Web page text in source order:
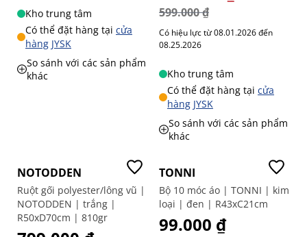
Kho trung tâm
Có thể đặt hàng tại cửa
hàng JYSK
So sánh với các sản phẩm
khác
599.000 ₫
Có hiệu lực từ 08.01.2026 đến
08.25.2026
Kho trung tâm
Có thể đặt hàng tại cửa
hàng JYSK
So sánh với các sản phẩm
khác
NOTODDEN
Ruột gối polyester/lông vũ |
NOTODDEN | trắng |
R50xD70cm | 810gr
TONNI
Bộ 10 móc áo | TONNI | kim
loại | đen | R43xC21cm
99.000 ₫